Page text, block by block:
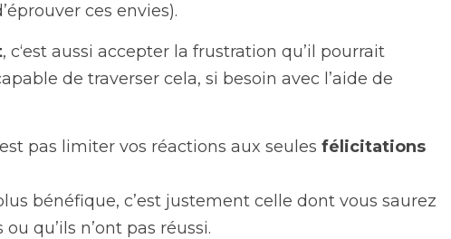
ces envies).
, c‘est aussi accepter la frustration qu’il pourrait
de traverser cela, si besoin avec l’aide de
pas limiter vos réactions aux seules félicitations
bénéfique, c’est justement celle dont vous saurez
qu’ils n’ont pas réussi.